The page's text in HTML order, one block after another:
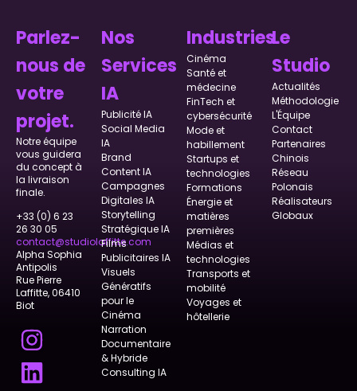
Parlez-
nous de
votre
projet.
Notre équipe
vous guidera
du concept à
la livraison
finale.
+33 (0) 6 23
26 30 05
contact@studiolaffitte.com
Alpha Sophia
Antipolis
Rue Pierre
Laffitte, 06410
Biot
Nos
Services
IA
Publicité IA
Social Media
IA
Brand
Content IA
Campagnes
Digitales IA
Storytelling
Stratégique IA
Films
Publicitaires IA
Visuels
Génératifs
pour le
Cinéma
Narration
Documentaire
& Hybride
Consulting IA
Industries
Cinéma
Santé et
médecine
FinTech et
cybersécurité
Mode et
habillement
Startups et
technologies
Formations
Énergie et
matières
premières
Médias et
technologies
Transports et
mobilité
Voyages et
hôtellerie
Le
Studio
Actualités
Méthodologie
L'Équipe
Contact
Partenaires
Chinois
Réseau
Polonais
Réalisateurs
Globaux